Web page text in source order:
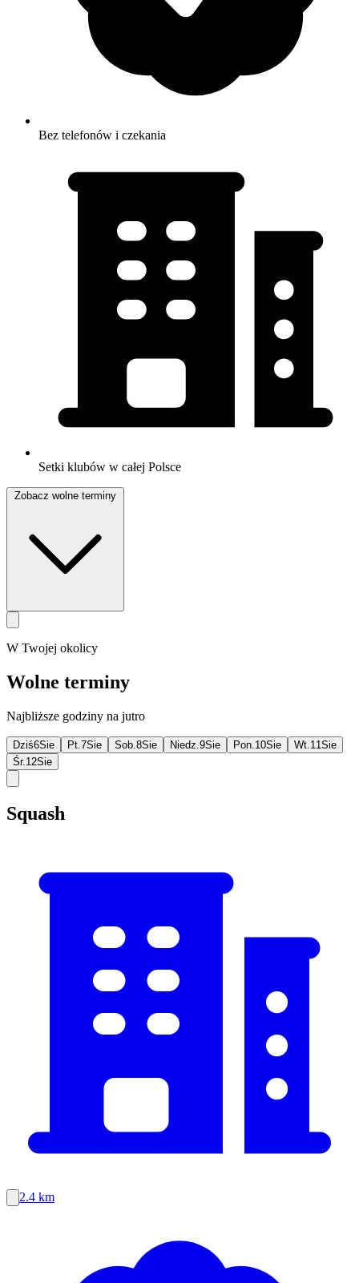
Bez telefonów i czekania
Setki klubów w całej Polsce
W Twojej okolicy
Wolne terminy
Najbliższe godziny na jutro
Dziś6Sie Pt. 7Sie Sob. 8Sie Niedz. 9Sie Pon. 10Sie Wt. 11Sie
Śr. 12Sie
Squash
2.4 km